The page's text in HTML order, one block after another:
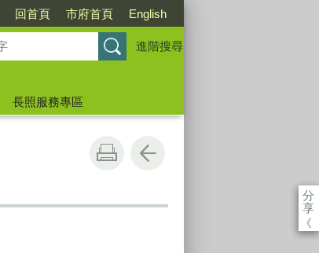
回首頁 市府首頁 English
進階搜尋
長照服務專區
分
享
《